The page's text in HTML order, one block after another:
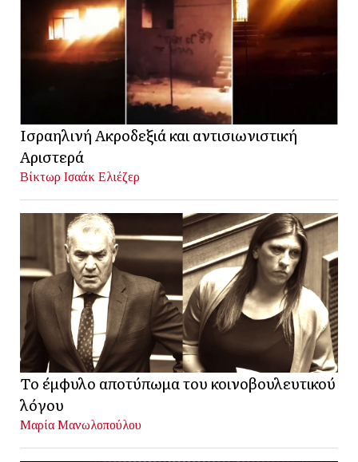
Ισραηλινή Ακροδεξιά και αντισιωνιστική
Αριστερά
Βίκτωρ Ισαάκ Ελιέζερ
Το έμφυλο αποτύπωμα του κοινοβουλευτικού
λόγου
Μαρία Μανωλοπούλου